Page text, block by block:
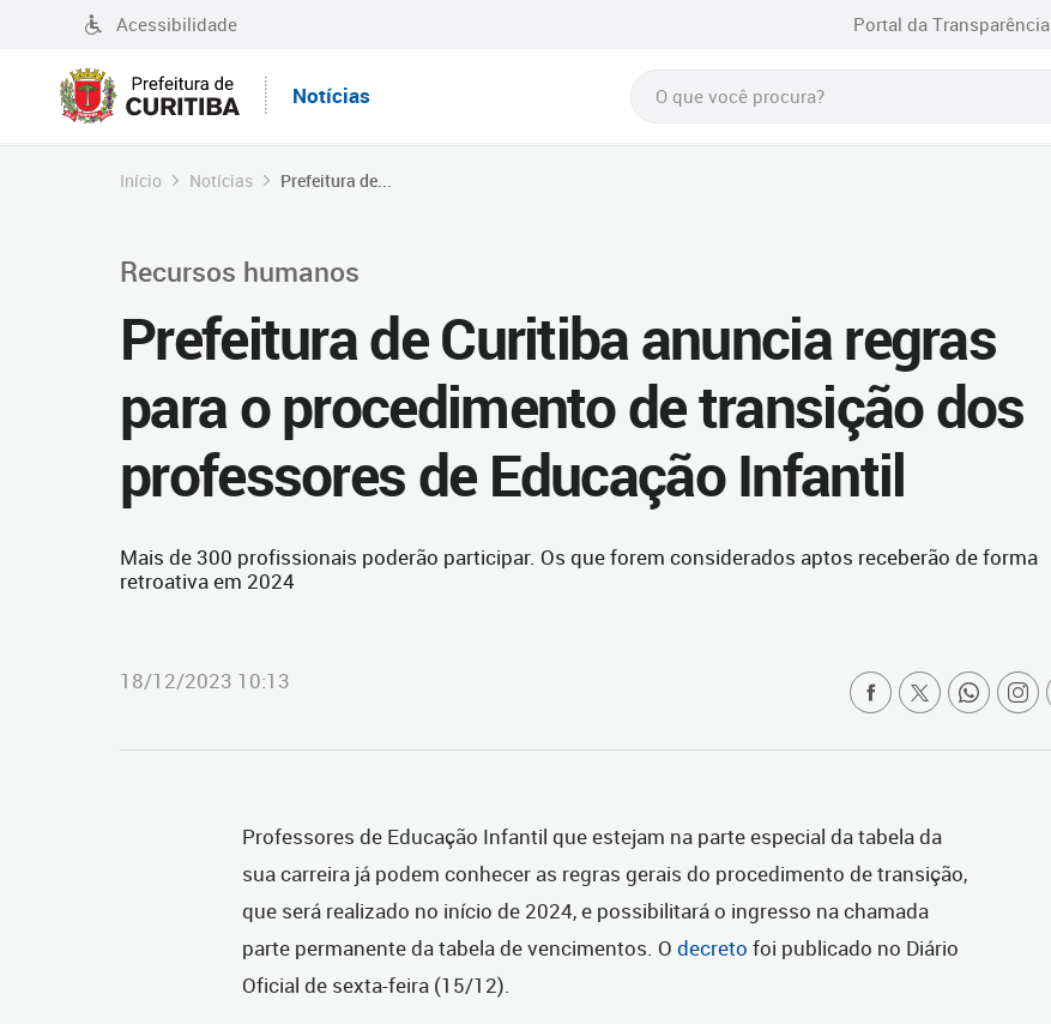
Acessibilidade Portal da Transparência
Notícias
Início Notícias Prefeitura de...
Recursos humanos
Prefeitura de Curitiba anuncia regras
para o procedimento de transição dos
professores de Educação Infantil
Mais de 300 profissionais poderão participar. Os que forem considerados aptos receberão de forma
retroativa em 2024
18/12/2023 10:13
Professores de Educação Infantil que estejam na parte especial da tabela da
sua carreira já podem conhecer as regras gerais do procedimento de transição,
que será realizado no início de 2024, e possibilitará o ingresso na chamada
parte permanente da tabela de vencimentos. O decreto foi publicado no Diário
Oficial de sexta-feira (15/12).